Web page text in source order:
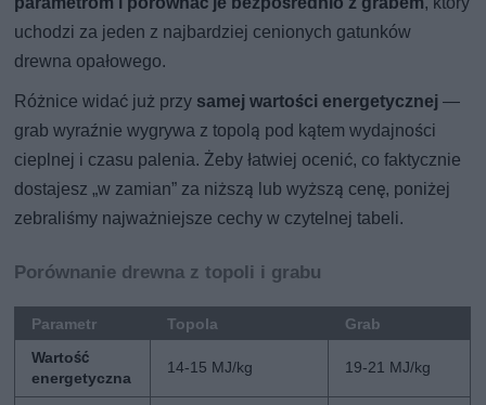
uchodzi za jeden z najbardziej cenionych gatunków
drewna opałowego.
Różnice widać już przy samej wartości energetycznej —
grab wyraźnie wygrywa z topolą pod kątem wydajności
cieplnej i czasu palenia. Żeby łatwiej ocenić, co faktycznie
dostajesz „w zamian” za niższą lub wyższą cenę, poniżej
zebraliśmy najważniejsze cechy w czytelnej tabeli.
Porównanie drewna z topoli i grabu
Parametr Topola
Grab
Wartość
energetyczna
14-15 MJ/kg 19-21 MJ/kg